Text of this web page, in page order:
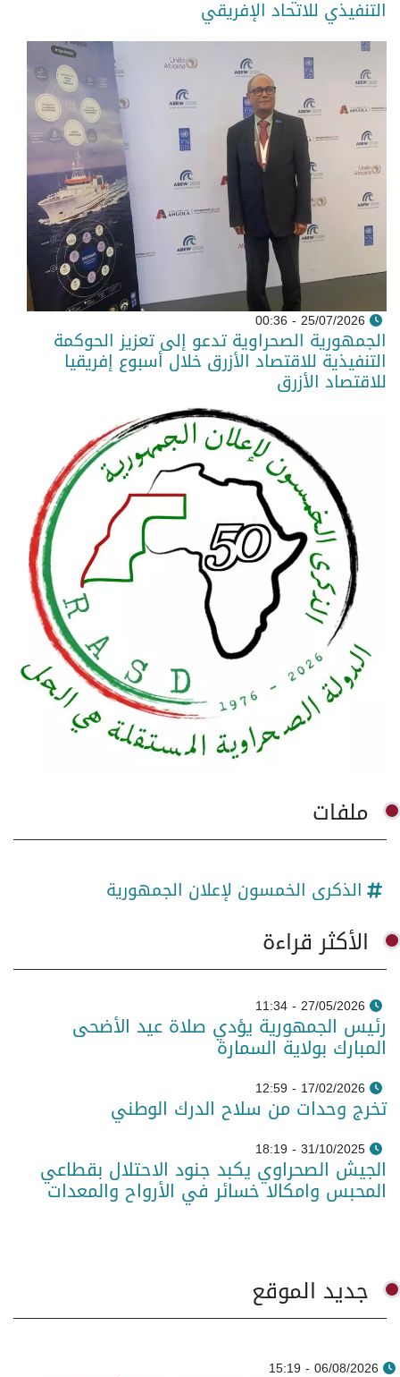
التنفيذي للاتحاد الإفريقي
25/07/2026 - 00:36
الجمهورية الصحراوية تدعو إلى تعزيز الحوكمة
التنفيذية للاقتصاد الأزرق خلال أسبوع إفريقيا
للاقتصاد الأزرق
ملفات
الذكرى الخمسون لإعلان الجمهورية
الأكثر قراءة
27/05/2026 - 11:34
رئيس الجمهورية يؤدي صلاة عيد الأضحى
المبارك بولاية السمارة
17/02/2026 - 12:59
تخرج وحدات من سلاح الدرك الوطني
31/10/2025 - 18:19
الجيش الصحراوي يكبد جنود الاحتلال بقطاعي
المحبس وامكالا خسائر في الأرواح والمعدات
جديد الموقع
06/08/2026 - 15:19